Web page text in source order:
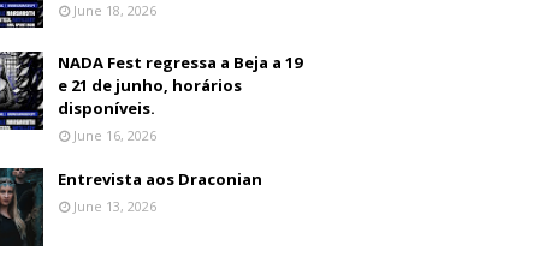
June 18, 2026
NADA Fest regressa a Beja a 19
e 21 de junho, horários
disponíveis.
June 16, 2026
Entrevista aos Draconian
June 13, 2026